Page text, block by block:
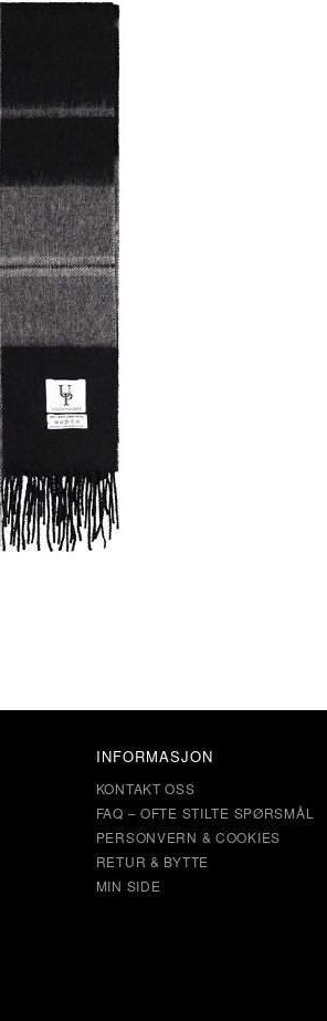
INFORMASJON
KONTAKT OSS
FAQ – OFTE STILTE SPØRSMÅL
PERSONVERN & COOKIES
RETUR & BYTTE
MIN SIDE